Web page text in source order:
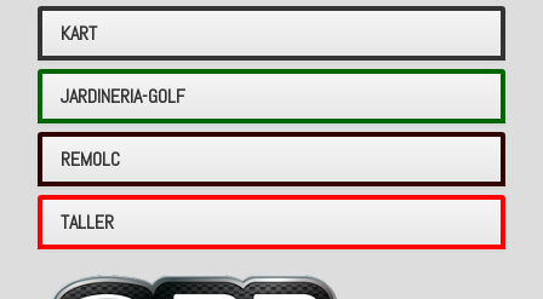
KART
JARDINERIA-GOLF
REMOLC
TALLER